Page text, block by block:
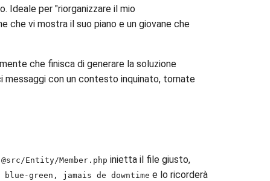
Ideale per "riorganizzare il mio
che vi mostra il suo piano e un giovane che
che finisca di generare la soluzione
con un contesto inquinato, tornate
@src/Entity/Member.php inietta il file giusto,
green, jamais de downtime e lo ricorderà